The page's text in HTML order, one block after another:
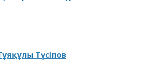
Түсіпов